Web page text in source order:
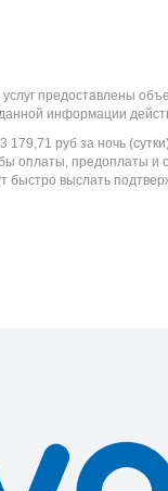
предоставлены
информации
3 179,71 руб за ночь
оплаты, предоплаты и
быстро выслать